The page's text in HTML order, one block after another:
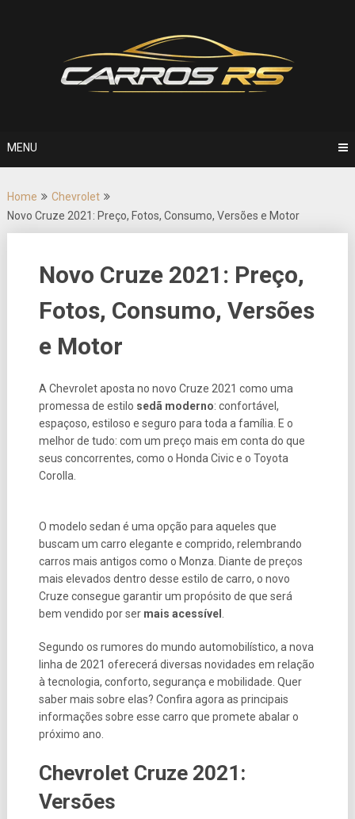
MENU
Home
Chevrolet
Novo Cruze 2021: Preço, Fotos, Consumo, Versões e Motor
Novo Cruze 2021: Preço,
Fotos, Consumo, Versões
e Motor
A Chevrolet aposta no novo Cruze 2021 como uma
promessa de estilo sedã moderno: confortável,
espaçoso, estiloso e seguro para toda a família. E o
melhor de tudo: com um preço mais em conta do que
seus concorrentes, como o Honda Civic e o Toyota
Corolla.
O modelo sedan é uma opção para aqueles que
buscam um carro elegante e comprido, relembrando
carros mais antigos como o Monza. Diante de preços
mais elevados dentro desse estilo de carro, o novo
Cruze consegue garantir um propósito de que será
bem vendido por ser mais acessível
Segundo os rumores do mundo automobilístico, a nova
linha de 2021 oferecerá diversas novidades em relação
à tecnologia, conforto, segurança e mobilidade. Quer
saber mais sobre elas? Confira agora as principais
informações sobre esse carro que promete abalar o
próximo ano.
Chevrolet Cruze 2021:
Versões